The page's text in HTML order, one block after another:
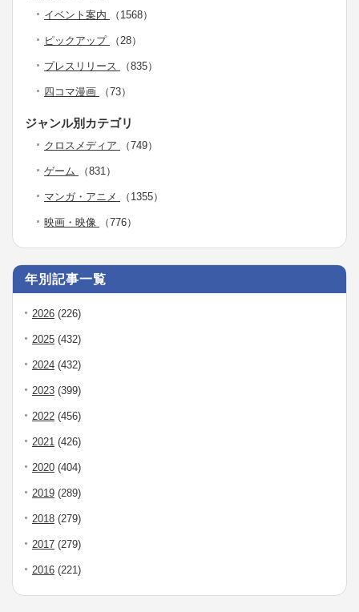
イベント案内 （1568）
ピックアップ （28）
プレスリリース （835）
四コマ漫画 （73）
ジャンル別カテゴリ
クロスメディア （749）
ゲーム （831）
マンガ・アニメ （1355）
映画・映像 （776）
年別記事一覧
2026 (226)
2025 (432)
2024 (432)
2023 (399)
2022 (456)
2021 (426)
2020 (404)
2019 (289)
2018 (279)
2017 (279)
2016 (221)